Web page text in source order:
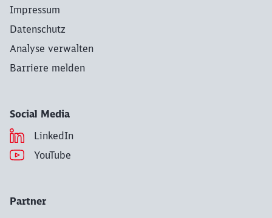
Impressum
Datenschutz
Analyse verwalten
Barriere melden
Social Media
LinkedIn
YouTube
Partner